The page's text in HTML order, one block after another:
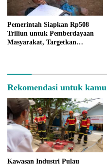
Pemerintah Siapkan Rp508
Triliun untuk Pemberdayaan
Masyarakat, Targetkan
Rekomendasi untuk kamu
Kawasan Industri Pulau